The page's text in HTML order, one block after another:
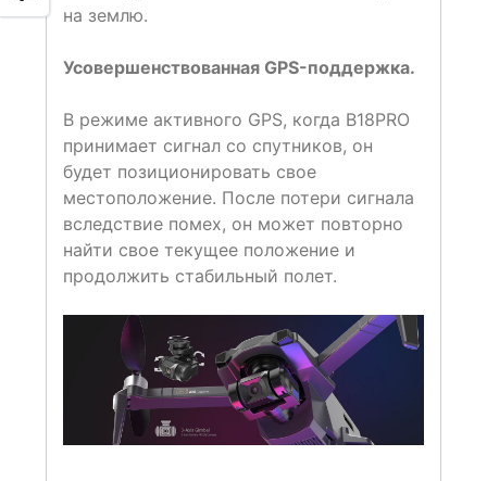
на землю.
Усовершенствованная GPS-поддержка.
В режиме активного GPS, когда B18PRO
принимает сигнал со спутников, он
будет позиционировать свое
местоположение. После потери сигнала
вследствие помех, он может повторно
найти свое текущее положение и
продолжить стабильный полет.